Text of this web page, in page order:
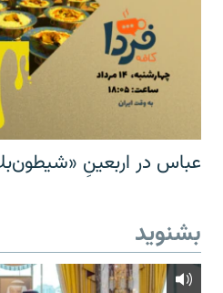
عباس در اربعینِ
بشنوید